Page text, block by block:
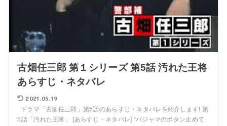
古畑任三郎 第１シリーズ 第5話 汚れた王将
あらすじ・ネタバレ
2021.05.19
ドラマ「古畑任三郎」第5話のあらすじ・ネタバレを紹介します! 第
5話「汚れた王将」 [あらすじ・ネタバレ] “パジャマのボタン止めて